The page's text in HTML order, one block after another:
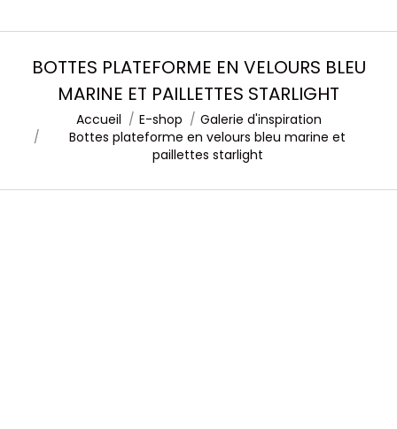
BOTTES PLATEFORME EN VELOURS BLEU
MARINE ET PAILLETTES STARLIGHT
Vous êtes ici :
Accueil E-shop
Galerie d'inspiration
Bottes plateforme en velours bleu marine et
paillettes starlight